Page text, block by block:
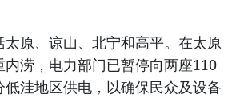
太原、谅山、北宁和高平。在太原
涝，电力部门已暂停向两座110
洼地区供电，以确保民众及设备